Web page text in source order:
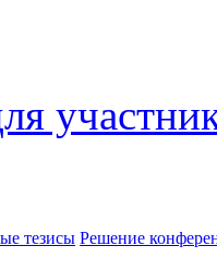
тезисы Решение